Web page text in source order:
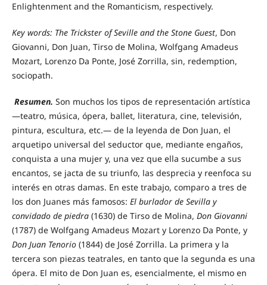
Enlightenment and the Romanticism, respectively.
Key words: The Trickster of Seville and the Stone Guest, Don
Giovanni, Don Juan, Tirso de Molina, Wolfgang Amadeus
Mozart, Lorenzo Da Ponte, José Zorrilla, sin, redemption,
sociopath.
Resumen. Son muchos los tipos de representación artística
—teatro, música, ópera, ballet, literatura, cine, televisión,
pintura, escultura, etc.— de la leyenda de Don Juan, el
arquetipo universal del seductor que, mediante engaños,
conquista a una mujer y, una vez que ella sucumbe a sus
encantos, se jacta de su triunfo, las desprecia y reenfoca su
interés en otras damas. En este trabajo, comparo a tres de
los don Juanes más famosos: El burlador de Sevilla y
convidado de piedra (1630) de Tirso de Molina, Don Giovanni
(1787) de Wolfgang Amadeus Mozart y Lorenzo Da Ponte, y
Don Juan Tenorio (1844) de José Zorrilla. La primera y la
tercera son piezas teatrales, en tanto que la segunda es una
ópera. El mito de Don Juan es, esencialmente, el mismo en